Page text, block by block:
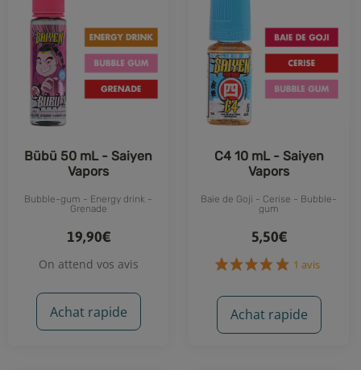
Bübü 50 mL - Saiyen
Vapors
Bubble-gum - Energy drink -
Grenade
19,90€
On attend vos avis
Achat rapide
C4 10 mL - Saiyen
Vapors
Baie de Goji - Cerise - Bubble-
gum
5,50€
1 avis
Achat rapide